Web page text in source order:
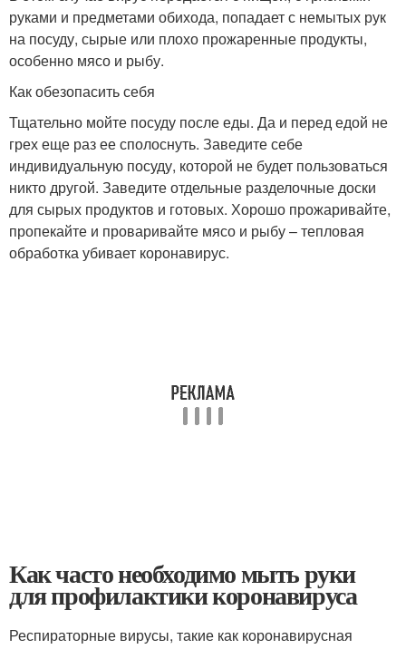
руками и предметами обихода, попадает с немытых рук
на посуду, сырые или плохо прожаренные продукты,
особенно мясо и рыбу.
Как обезопасить себя
Тщательно мойте посуду после еды. Да и перед едой не
грех еще раз ее сполоснуть. Заведите себе
индивидуальную посуду, которой не будет пользоваться
никто другой. Заведите отдельные разделочные доски
для сырых продуктов и готовых. Хорошо прожаривайте,
пропекайте и проваривайте мясо и рыбу – тепловая
обработка убивает коронавирус.
Как часто необходимо мыть руки
для профилактики коронавируса
Респираторные вирусы, такие как коронавирусная